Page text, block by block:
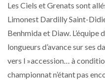
Les Ciels et Grenats sont
Limonest Dardilly Saint-
Benhmida et Diaw. L’équipe
longueurs d’avance sur ses
vers l »accession… à
championnat n’étant pas